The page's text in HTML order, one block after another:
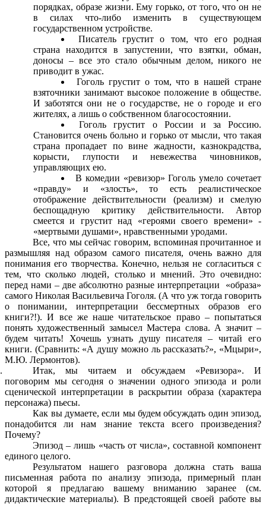
порядках, образе жизни. Ему горько, от того, что он не
в силах что-либо изменить в существующем
государственном устройстве.
Писатель грустит о том, что его родная
страна находится в запустении, что взятки, обман,
доносы – все это стало обычным делом, никого не
приводит в ужас.
Гоголь грустит о том, что в нашей стране
взяточники занимают высокое положение в обществе.
И заботятся они не о государстве, не о городе и его
жителях, а лишь о собственном благосостоянии.
Гоголь грустит о России и за Россию.
Становится очень больно и горько от мысли, что такая
страна пропадает по вине жадности, казнокрадства,
корысти, глупости и невежества чиновников,
управляющих ею.
В комедии «ревизор» Гоголь умело сочетает
«правду» и «злость», то есть реалистическое
отображение действительности (реализм) и смелую
беспощадную критику действительности. Автор
смеется и грустит над «героями своего времени» -
«мертвыми душами», нравственными уродами.
Все, что мы сейчас говорим, вспоминая прочитанное и
размышляя над образом самого писателя, очень важно для
понимания его творчества. Конечно, нельзя не согласиться с
тем, что сколько людей, столько и мнений. Это очевидно:
перед нами – две абсолютно разные интерпретации «образа»
самого Николая Васильевича Гоголя. (А что уж тогда говорить
о понимании, интерпретации бессмертных образов его
книги?!). И все же наше читательское право – попытаться
понять художественный замысел Мастера слова. А значит –
будем читать! Хочешь узнать душу писателя – читай его
книги. (Сравнить: «А душу можно ль рассказать?», «Мцыри»,
М.Ю. Лермонтов).
Итак, мы читаем и обсуждаем «Ревизора». И
поговорим мы сегодня о значении одного эпизода и роли
сценической интерпретации в раскрытии образа (характера
персонажа) пьесы.
Как вы думаете, если мы будем обсуждать один эпизод,
понадобится ли нам знание текста всего произведения?
Почему?
Эпизод – лишь «часть от числа», составной компонент
единого целого.
Результатом нашего разговора должна стать ваша
письменная работа по анализу эпизода, примерный план
которой я предлагаю вашему вниманию заранее (см.
дидактические материалы). В предстоящей своей работе вы